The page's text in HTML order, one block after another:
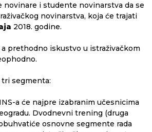
novinare i studente novinarstva da se
novinarstva, koja će trajati
2018. godine.
prethodno iskustvo u istraživačkom
segmenta:
a će najpre izabranim učesnicima
Dvodnevni trening (druga
osnovne segmente rada